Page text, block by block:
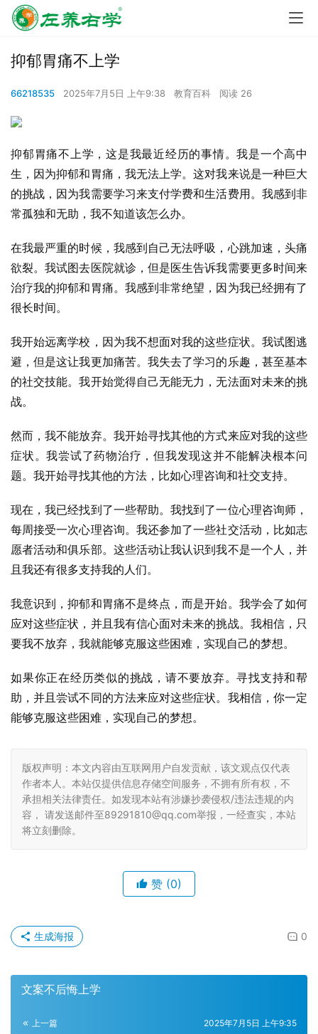
抑郁胃痛不上学
66218535 2025年7月5日 上午9:38 教育百科 阅读 26
抑郁胃痛不上学，这是我最近经历的事情。我是一个高中
生，因为抑郁和胃痛，我无法上学。这对我来说是一种巨大
的挑战，因为我需要学习来支付学费和生活费用。我感到非
常孤独和无助，我不知道该怎么办。
在我最严重的时候，我感到自己无法呼吸，心跳加速，头痛
欲裂。我试图去医院就诊，但是医生告诉我需要更多时间来
治疗我的抑郁和胃痛。我感到非常绝望，因为我已经拥有了
很长时间。
我开始远离学校，因为我不想面对我的这些症状。我试图逃
避，但是这让我更加痛苦。我失去了学习的乐趣，甚至基本
的社交技能。我开始觉得自己无能无力，无法面对未来的挑
战。
然而，我不能放弃。我开始寻找其他的方式来应对我的这些
症状。我尝试了药物治疗，但我发现这并不能解决根本问
题。我开始寻找其他的方法，比如心理咨询和社交支持。
现在，我已经找到了一些帮助。我找到了一位心理咨询师，
每周接受一次心理咨询。我还参加了一些社交活动，比如志
愿者活动和俱乐部。这些活动让我认识到我不是一个人，并
且我还有很多支持我的人们。
我意识到，抑郁和胃痛不是终点，而是开始。我学会了如何
应对这些症状，并且我有信心面对未来的挑战。我相信，只
要我不放弃，我就能够克服这些困难，实现自己的梦想。
如果你正在经历类似的挑战，请不要放弃。寻找支持和帮
助，并且尝试不同的方法来应对这些症状。我相信，你一定
能够克服这些困难，实现自己的梦想。
版权声明：本文内容由互联网用户自发贡献，该文观点仅代表
作者本人。本站仅提供信息存储空间服务，不拥有所有权，不
承担相关法律责任。如发现本站有涉嫌抄袭侵权/违法违规的内
容， 请发送邮件至89291810@qq.com举报，一经查实，本站
将立刻删除。
赞 (0)
0
生成海报
文案不后悔上学
上一篇 2025年7月5日 上午9:35